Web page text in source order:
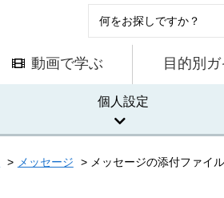
動画で学ぶ 目的別ガ
個人設定
メッセージ メッセージの添付ファイ